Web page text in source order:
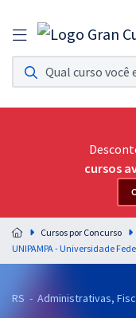
Assinatura
Acesso a todos os cursos.
Assinatura OAB
Acesso ilimitado a toda
Residências
Preparação completa e
residências em saúde do
cursos
Cursos por Concurso
RS - Administrativas,